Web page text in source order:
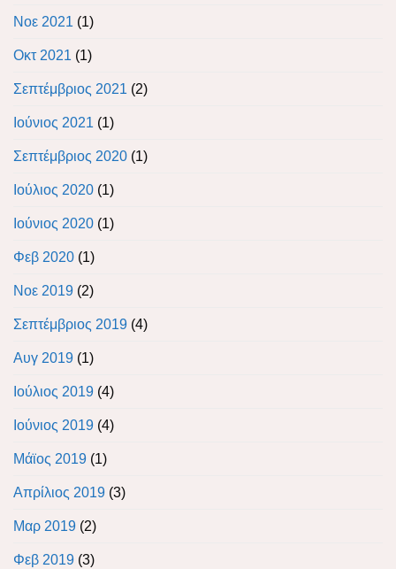
Νοε 2021 (1)
Οκτ 2021 (1)
Σεπτέμβριος 2021 (2)
Ιούνιος 2021 (1)
Σεπτέμβριος 2020 (1)
Ιούλιος 2020 (1)
Ιούνιος 2020 (1)
Φεβ 2020 (1)
Νοε 2019 (2)
Σεπτέμβριος 2019 (4)
Αυγ 2019 (1)
Ιούλιος 2019 (4)
Ιούνιος 2019 (4)
Μάϊος 2019 (1)
Απρίλιος 2019 (3)
Μαρ 2019 (2)
Φεβ 2019 (3)